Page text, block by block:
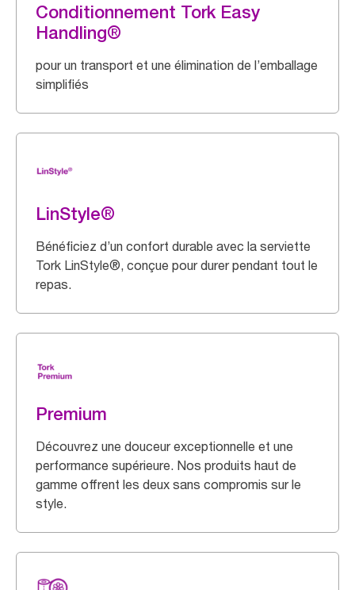
Conditionnement Tork Easy
Handling®
pour un transport et une élimination de l’emballage
simplifiés
LinStyle®
Bénéficiez d’un confort durable avec la serviette
Tork LinStyle®, conçue pour durer pendant tout le
repas.
Premium
Découvrez une douceur exceptionnelle et une
performance supérieure. Nos produits haut de
gamme offrent les deux sans compromis sur le
style.